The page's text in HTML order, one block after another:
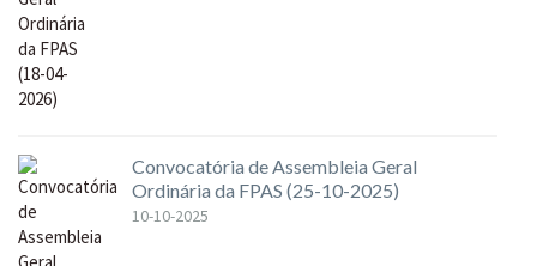
Convocatória de Assembleia Geral
Ordinária da FPAS (25-10-2025)
10-10-2025